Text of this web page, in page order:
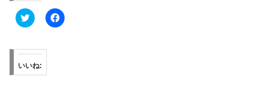
ク
リ
し
て
T
w
i
F
a
いいね: